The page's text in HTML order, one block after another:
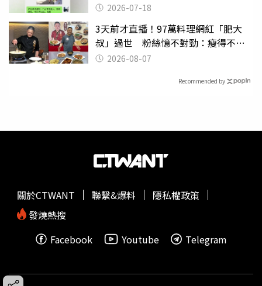
2026-07-18
3天前才直播！97萬料理網紅「肥大
叔」過世 粉絲憶不對勁：瘦得不合
理 2026-08-07
Recommended by
關於CTWANT 聯繫&爆料
隱私權政策
發燒熱搜
Facebook
Youtube Telegram